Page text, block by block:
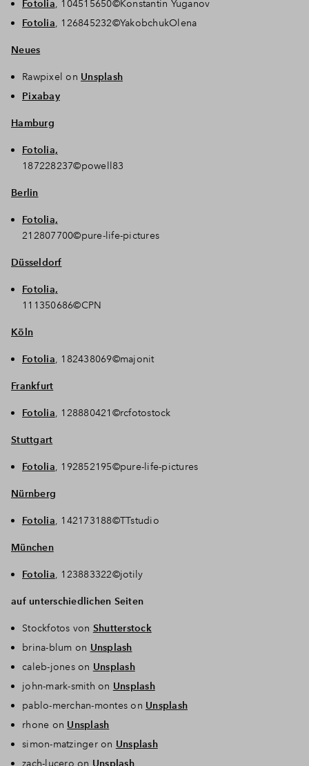
Fotolia, 104515650©Konstantin Yuganov
Fotolia, 126845232©YakobchukOlena
Neues
Rawpixel on Unsplash
Pixabay
Hamburg
Fotolia,
187228237©powell83
Berlin
Fotolia,
212807700©pure-life-pictures
Düsseldorf
Fotolia,
111350686©CPN
Köln
Fotolia, 182438069©majonit
Frankfurt
Fotolia, 128880421©rcfotostock
Stuttgart
Fotolia, 192852195©pure-life-pictures
Nürnberg
Fotolia, 142173188©TTstudio
München
Fotolia, 123883322©jotily
auf unterschiedlichen Seiten
Stockfotos von Shutterstock
brina-blum on Unsplash
caleb-jones on Unsplash
john-mark-smith on Unsplash
pablo-merchan-montes on Unsplash
rhone on Unsplash
simon-matzinger on Unsplash
zach-lucero on Unsplash